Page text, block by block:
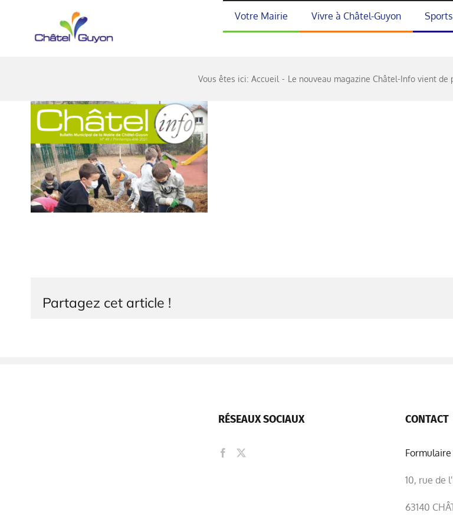
Votre Mairie Vivre à Châtel-Guyon
Vous êtes ici: Accueil Le nouveau magazine Châtel-Info vient de
Partagez cet article !
RÉSEAUX SOCIAUX CONTACT
10, rue de
63140